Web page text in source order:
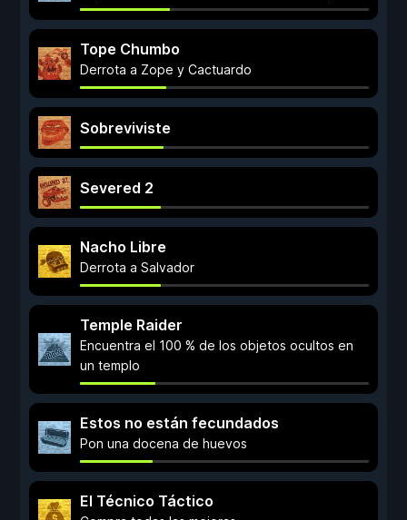
Tope Chumbo
Derrota a Zope y Cactuardo
Sobreviviste
Severed 2
Nacho Libre
Derrota a Salvador
Temple Raider
Encuentra el 100 % de los objetos ocultos en
un templo
Estos no están fecundados
Pon una docena de huevos
El Técnico Táctico